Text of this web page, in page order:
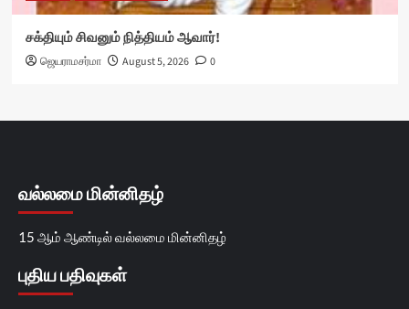
சக்தியும் சிவனும் நித்தியம் ஆவார்!
ஜெயராமசர்மா August 5, 2026 0
வல்லமை மின்னிதழ்
15 ஆம் ஆண்டில் வல்லமை மின்னிதழ்
புதிய பதிவுகள்